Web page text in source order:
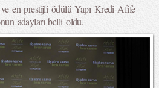
en prestijli ödülü Yapı Kredi Afife
adayları belli oldu.